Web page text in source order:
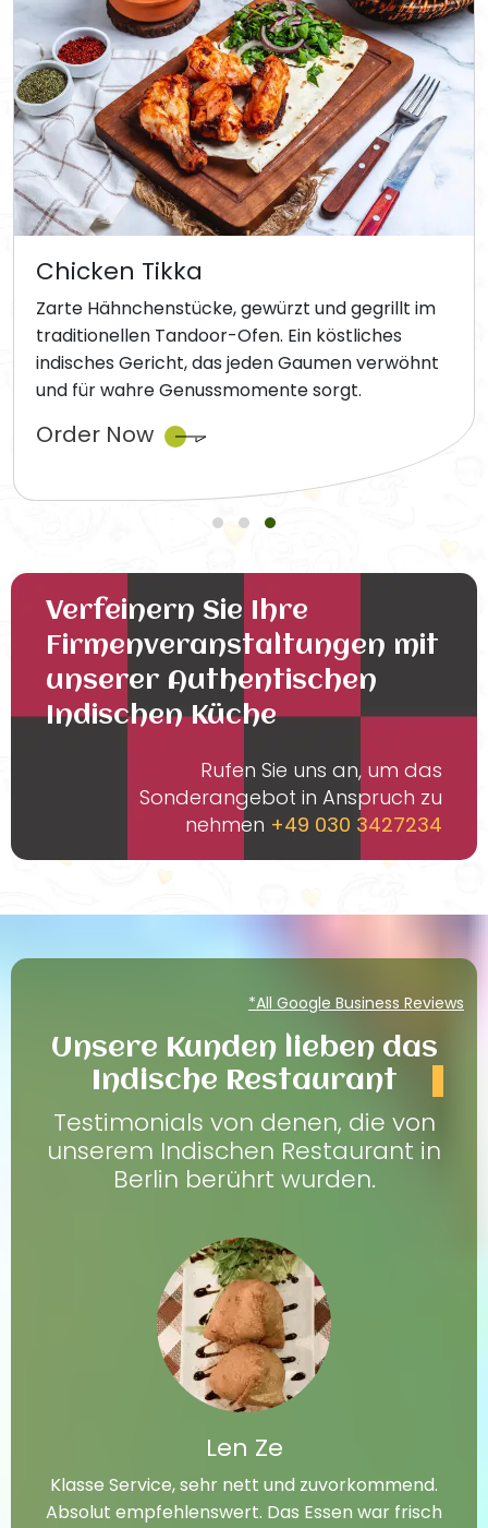
Chicken Tikka
Zarte Hähnchenstücke, gewürzt und gegrillt im
traditionellen Tandoor-Ofen. Ein köstliches
indisches Gericht, das jeden Gaumen verwöhnt
und für wahre Genussmomente sorgt.
Order Now
Verfeinern Sie Ihre
Firmenveranstaltungen mit
unserer Authentischen
Indischen Küche
Rufen Sie uns an, um das
Sonderangebot in Anspruch zu
nehmen +49 030 3427234
*All Google Business Reviews
Unsere Kunden lieben das
Indische Restaurant
Testimonials von denen, die von
unserem Indischen Restaurant in
Berlin berührt wurden.
Len Ze
Klasse Service, sehr nett und zuvorkommend.
Absolut empfehlenswert. Das Essen war frisch